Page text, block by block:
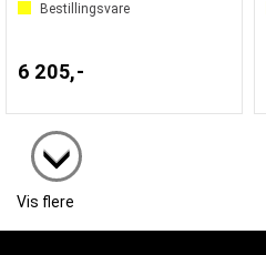
Bestillingsvare
6 205,-
Vis flere